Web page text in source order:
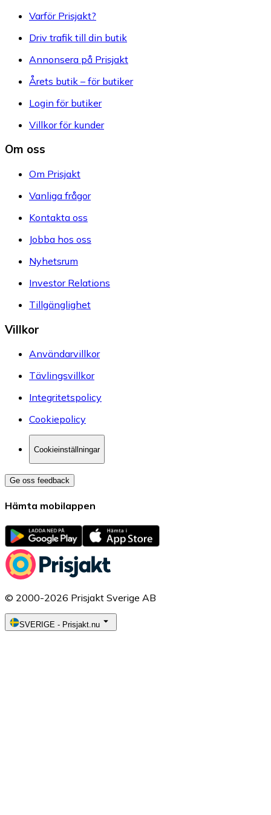
Varför Prisjakt?
Driv trafik till din butik
Annonsera på Prisjakt
Årets butik – för butiker
Login för butiker
Villkor för kunder
Om oss
Om Prisjakt
Vanliga frågor
Kontakta oss
Jobba hos oss
Nyhetsrum
Investor Relations
Tillgänglighet
Villkor
Användarvillkor
Tävlingsvillkor
Integritetspolicy
Cookiepolicy
Cookieinställningar
Ge oss feedback
Hämta mobilappen
© 2000-2026 Prisjakt Sverige AB
SVERIGE - Prisjakt.nu